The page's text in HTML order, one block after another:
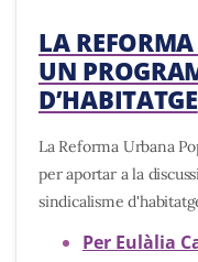
LA
UN
D’HABITATGE
La Reforma Urbana
per aportar a la
sindicalisme
Per Eulàlia